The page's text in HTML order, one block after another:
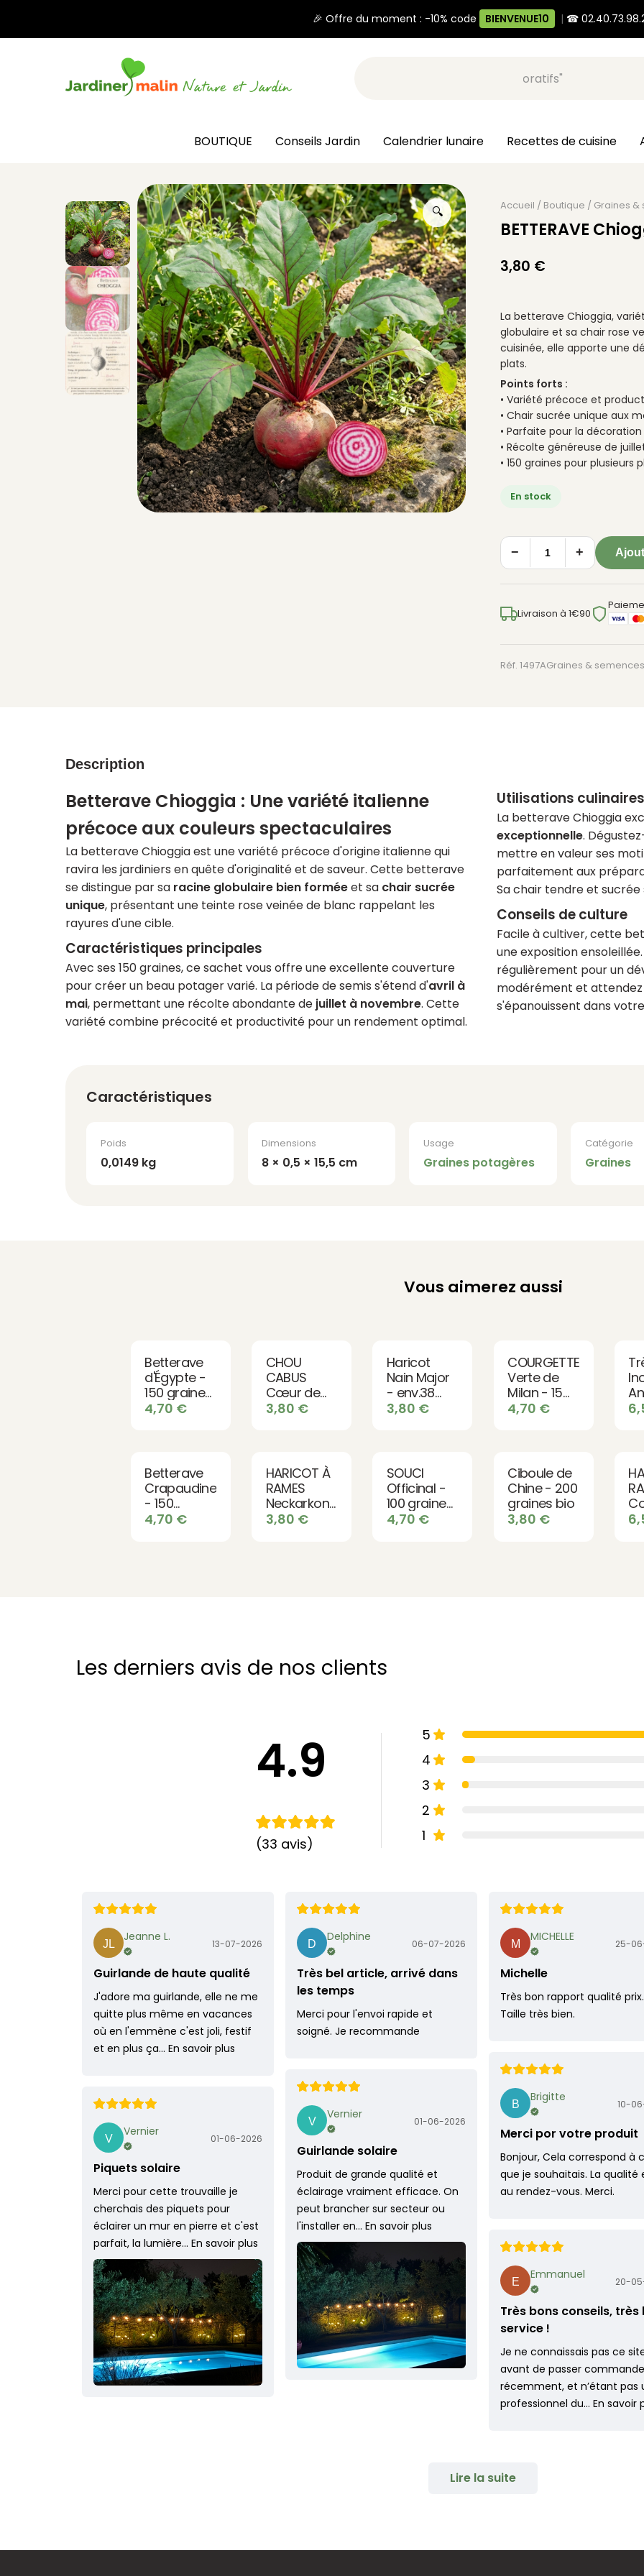
🎉 Offre du moment : -10% code BIENVENUE10 | ☎
Recherche, ex: "pots décoratifs"
BOUTIQUE Conseils Jardin Calendrier lunaire Recettes de cuisine
🔍 Accueil / Boutique / Graines
BETTERAVE
3,80 €
La betterave Chioggia,
globulaire et sa chair rose
cuisinée, elle apporte une
plats.
Points forts :
• Variété précoce et
• Chair sucrée unique aux
• Parfaite pour la
• Récolte généreuse de
• 150 graines pour plusieurs
En stock
quantité
Chioggia
150
graines
− +
Livraison à 1€90
Réf. 1497AGraines & semences
Description
Betterave Chioggia : Une variété italienne
précoce aux couleurs spectaculaires
La betterave Chioggia est une variété précoce d'origine italienne qui
ravira les jardiniers en quête d'originalité et de saveur. Cette betterave
se distingue par sa racine globulaire bien forméeet sa chair sucrée
unique, présentant une teinte rose veinée de blanc rappelant les
rayures d'une cible.
Caractéristiques principales
Avec ses 150 graines, ce sachet vous offre une excellente couverture
pour créer un beau potager varié. La période de semis s'étend d'avril à
mai, permettant une récolte abondante de juillet à novembre. Cette
variété combine précocité et productivité pour un rendement optimal.
Utilisations culinaires
La betterave Chioggia
exceptionnelle.
mettre en valeur ses
parfaitement aux
Sa chair tendre et sucrée
Conseils de culture
Facile à cultiver, cette
une exposition
régulièrement pour un
modérément et
s'épanouissent dans
Caractéristiques
Poids
0,0149 kg
Dimensions
8 × 0,5 × 15,5 cm
Usage
Graines potagères
Catégorie
Graines
Vous aimerez aussi
Betterave
d'Égypte -
150 graines
bio
4,70 €
CHOU
CABUS
Cœur de
Bœuf des
3,80 €
Haricot
Nain Major
- env.38
graines bio
3,80 €
COURGETTE
Verte de
Milan - 15
graines bio
4,70 €
Betterave
Crapaudine
- 150
graines bio
4,70 €
HARICOT À
RAMES
Neckarkonigin
- env.25
3,80 €
SOUCI
Officinal -
100 graines
bio
4,70 €
Ciboule de
Chine - 200
graines bio
3,80 €
Les derniers avis de nos clients
4.9
(33 avis)
5
4
3
2
1
Jeanne L. 13-07-2026
Guirlande de haute qualité
J'adore ma guirlande, elle ne me
quitte plus même en vacances
où en l'emmène c'est joli, festif
et en plus ça… En savoir plus
Delphine 06-07-2026
Très bel article, arrivé dans
les temps
Merci pour l'envoi rapide et
soigné. Je recommande
MICHELLE 25-
Michelle
Très bon rapport qualité prix.
Taille très bien.
Brigitte 10-
Merci por votre produit
Bonjour, Cela correspond à
que je souhaitais. La qualité
au rendez-vous. Merci.
Vernier 01-06-2026
Guirlande solaire
Produit de grande qualité et
éclairage vraiment efficace. On
peut brancher sur secteur ou
l'installer en… En savoir plus
Vernier 01-06-2026
Piquets solaire
Merci pour cette trouvaille je
cherchais des piquets pour
éclairer un mur en pierre et c'est
parfait, la lumière… En savoir plus
Emmanuel 20-
Très bons conseils, très
service !
Je ne connaissais pas ce
avant de passer commande
récemment, et n’étant pas
professionnel du… En savoir
Lire la suite